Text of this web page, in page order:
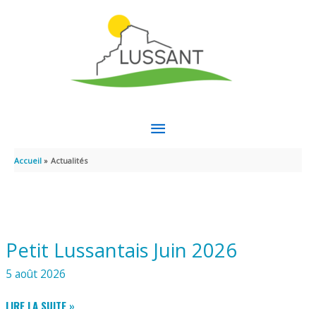
MENU
Accueil Actualités
Petit Lussantais Juin 2026
5 août 2026
PETIT
LIRE LA SUITE »